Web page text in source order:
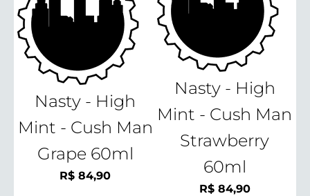
Nasty - High
Mint - Cush Man
Grape 60ml
R$ 84,90
Nasty - High
Mint - Cush Man
Strawberry
60ml
R$84,90